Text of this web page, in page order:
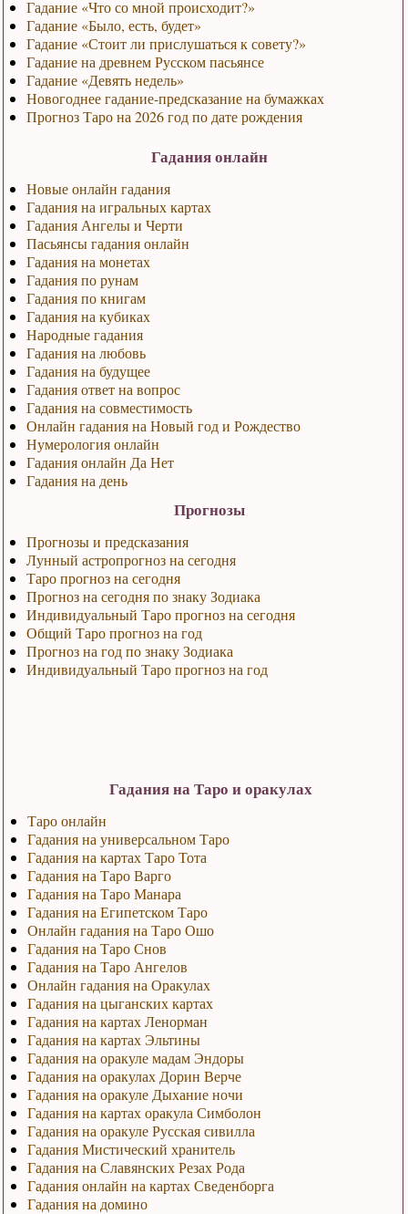
Гадание «Что со мной происходит?»
Гадание «Было, есть, будет»
Гадание «Стоит ли прислушаться к совету?»
Гадание на древнем Русском пасьянсе
Гадание «Девять недель»
Новогоднее гадание-предсказание на бумажках
Прогноз Таро на 2026 год по дате рождения
Гадания онлайн
Новые онлайн гадания
Гадания на игральных картах
Гадания Ангелы и Черти
Пасьянсы гадания онлайн
Гадания на монетах
Гадания по рунам
Гадания по книгам
Гадания на кубиках
Народные гадания
Гадания на любовь
Гадания на будущее
Гадания ответ на вопрос
Гадания на совместимость
Онлайн гадания на Новый год и Рождество
Нумерология онлайн
Гадания онлайн Да Нет
Гадания на день
Прогнозы
Прогнозы и предсказания
Лунный астропрогноз на сегодня
Таро прогноз на сегодня
Прогноз на сегодня по знаку Зодиака
Индивидуальный Таро прогноз на сегодня
Общий Таро прогноз на год
Прогноз на год по знаку Зодиака
Индивидуальный Таро прогноз на год
Гадания на Таро и оракулах
Таро онлайн
Гадания на универсальном Таро
Гадания на картах Таро Тота
Гадания на Таро Варго
Гадания на Таро Манара
Гадания на Египетском Таро
Онлайн гадания на Таро Ошо
Гадания на Таро Снов
Гадания на Таро Ангелов
Онлайн гадания на Оракулах
Гадания на цыганских картах
Гадания на картах Ленорман
Гадания на картах Эльтины
Гадания на оракуле мадам Эндоры
Гадания на оракулах Дорин Верче
Гадания на оракуле Дыхание ночи
Гадания на картах оракула Симболон
Гадания на оракуле Русская сивилла
Гадания Мистический хранитель
Гадания на Славянских Резах Рода
Гадания онлайн на картах Сведенборга
Гадания на домино